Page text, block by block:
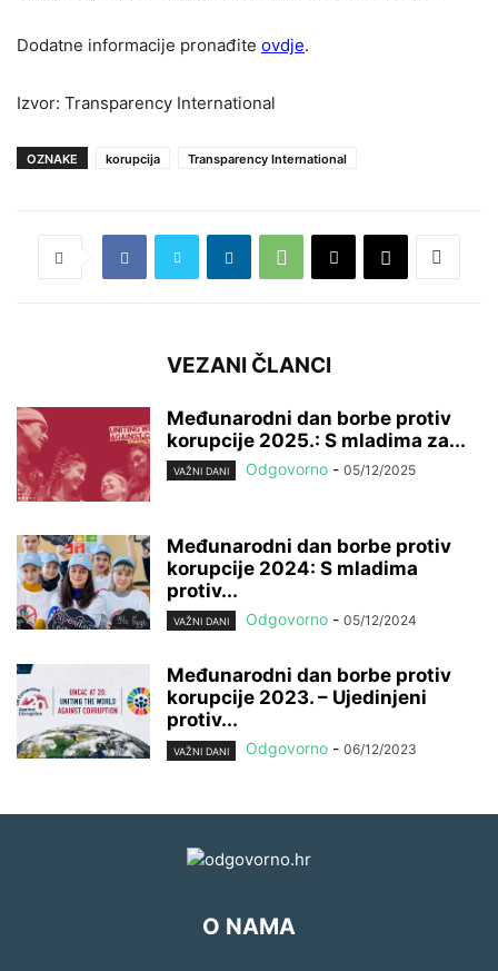
Dodatne informacije pronađite ovdje.
Izvor: Transparency International
OZNAKE korupcija Transparency International
VEZANI ČLANCI
Međunarodni dan borbe protiv
korupcije 2025.: S mladima za...
VAŽNI DANI Odgovorno - 05/12/2025
Međunarodni dan borbe protiv
korupcije 2024: S mladima
protiv...
VAŽNI DANI Odgovorno - 05/12/2024
Međunarodni dan borbe protiv
korupcije 2023. – Ujedinjeni
protiv...
VAŽNI DANI Odgovorno - 06/12/2023
O NAMA